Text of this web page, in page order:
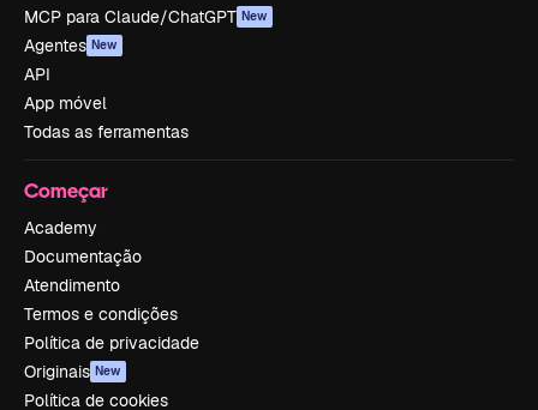
MCP para Claude/ChatGPT New
Agentes New
API
App móvel
Todas as ferramentas
Começar
Academy
Documentação
Atendimento
Termos e condições
Política de privacidade
Originais New
Política de cookies